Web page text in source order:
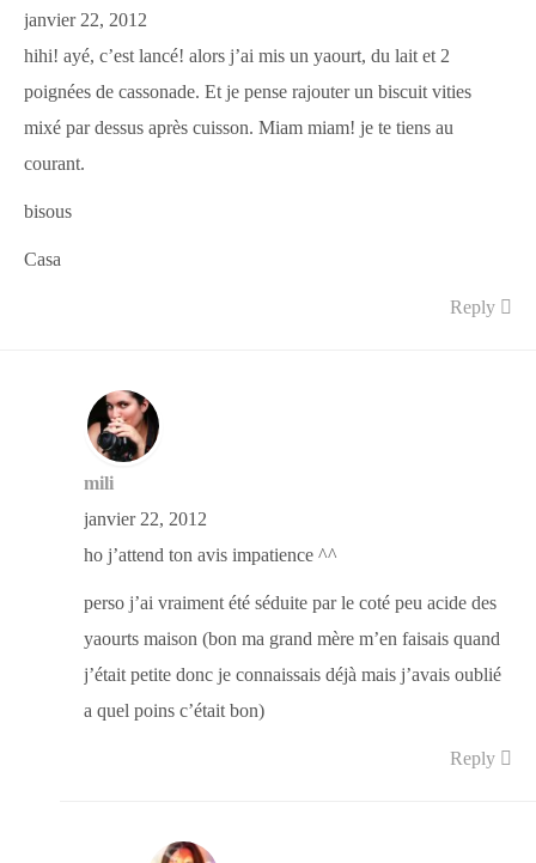
janvier 22, 2012
hihi! ayé, c’est lancé! alors j’ai mis un yaourt, du lait et 2
poignées de cassonade. Et je pense rajouter un biscuit vities
mixé par dessus après cuisson. Miam miam! je te tiens au
courant.
bisous
Casa
Reply
mili
janvier 22, 2012
ho j’attend ton avis impatience ^^
perso j’ai vraiment été séduite par le coté peu acide des
yaourts maison (bon ma grand mère m’en faisais quand
j’était petite donc je connaissais déjà mais j’avais oublié
a quel poins c’était bon)
Reply